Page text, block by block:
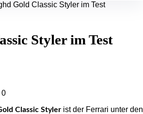
Gold Classic Styler im Test
Styler im Test
0
Classic Styler ist der Ferrari unter den